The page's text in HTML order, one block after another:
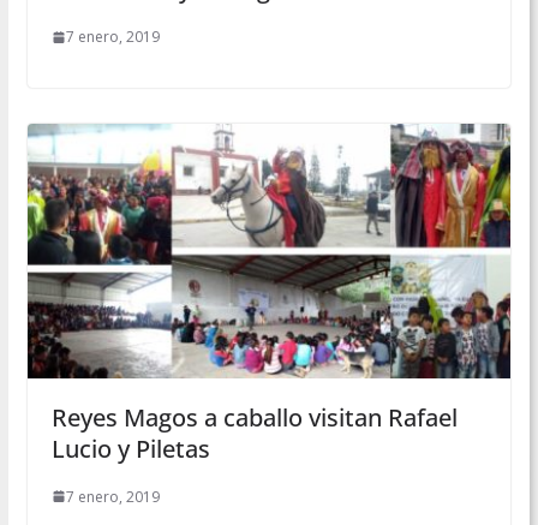
7 enero, 2019
Reyes Magos a caballo visitan Rafael
Lucio y Piletas
7 enero, 2019